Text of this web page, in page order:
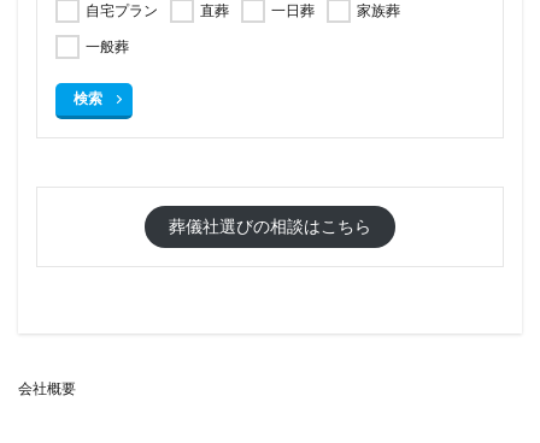
自宅プラン 直葬 一日葬
家族葬
一般葬
検索
葬儀社選びの相談はこちら
会社概要